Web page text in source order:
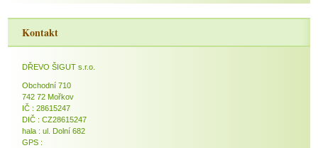
Kontakt
DŘEVO ŠIGUT s.r.o.
Obchodní 710
742 72 Mořkov
IČ : 28615247
DIČ : CZ28615247
hala : ul. Dolní 682
GPS :